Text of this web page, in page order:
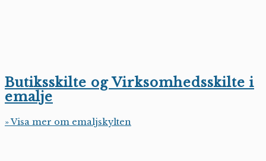
Butiksskilte og Virksomhedsskilte i
emalje
» Visa mer om emaljskylten